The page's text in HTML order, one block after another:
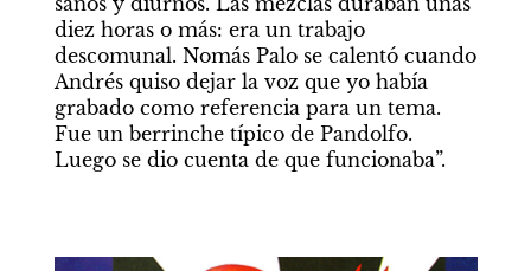
diez horas o más: era un trabajo
descomunal. Nomás Palo se calentó cuando
Andrés quiso dejar la voz que yo había
grabado como referencia para un tema.
Fue un berrinche típico de Pandolfo.
Luego se dio cuenta de que funcionaba”.